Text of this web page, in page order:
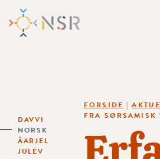
DAVVI
NORSK
ÅARJEL
JULEV
FORSIDE |
FRA SØRSAMISK